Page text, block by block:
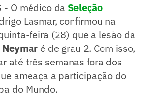
- O médico da Seleção
Lasmar, confirmou na
feira (28) que a lesão da
Neymar é de grau 2. Com isso,
até três semanas fora dos
ameaça a participação do
do Mundo.